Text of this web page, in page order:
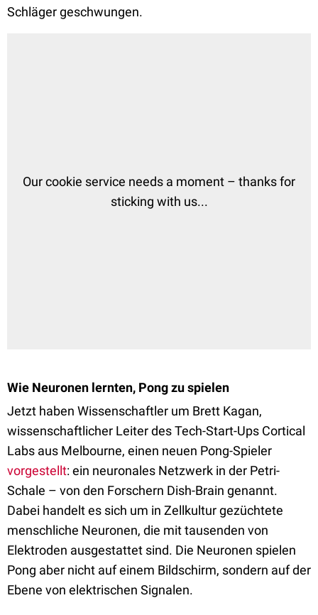
Schläger geschwungen.
Wie Neuronen lernten, Pong zu spielen
Jetzt haben Wissenschaftler um Brett Kagan,
wissenschaftlicher Leiter des Tech-Start-Ups Cortical
Labs aus Melbourne, einen neuen Pong-Spieler
vorgestellt: ein neuronales Netzwerk in der Petri-
Schale – von den Forschern Dish-Brain genannt.
Dabei handelt es sich um in Zellkultur gezüchtete
menschliche Neuronen, die mit tausenden von
Elektroden ausgestattet sind. Die Neuronen spielen
Pong aber nicht auf einem Bildschirm, sondern auf der
Ebene von elektrischen Signalen.